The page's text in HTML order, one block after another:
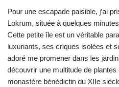
Pour une escapade paisible, j’ai
Lokrum, située à quelques
Cette petite île est un véritable
luxuriants, ses criques isolées et
adoré me promener dans les
découvrir une multitude de
monastère bénédictin du XIIe